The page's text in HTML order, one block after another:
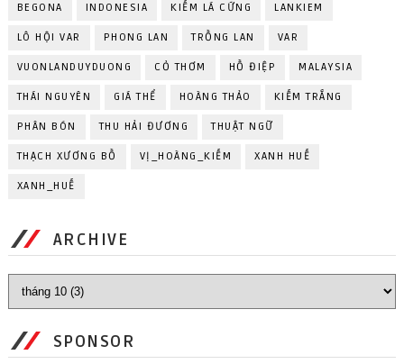
BEGONA INDONESIA KIẾM LÁ CỨNG LANKIEM
LÔ HỘI VAR PHONG LAN TRỒNG LAN VAR
VUONLANDUYDUONG CỎ THƠM HỒ ĐIỆP MALAYSIA
THÁI NGUYÊN GIÁ THỂ HOÀNG THẢO KIẾM TRẮNG
PHÂN BÓN THU HẢI ĐƯƠNG THUẬT NGỮ
THẠCH XƯƠNG BỒ VỊ_HOÀNG_KIẾM XANH HUẾ
XANH_HUẾ
ARCHIVE
SPONSOR